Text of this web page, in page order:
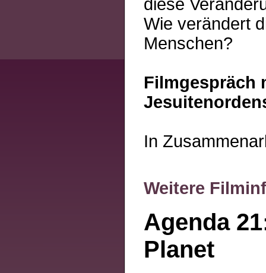
diese
Wie verändert
Menschen?
Filmgespräch
In
Weitere
Agenda
Planet